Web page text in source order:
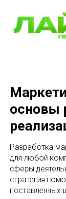
основы
Разработка
для любой
сферы
стратегия
поставленных